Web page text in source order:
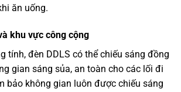
ăn uống.
khu vực công cộng
tính, đèn DDLS có thể chiếu sáng đồng
gian sáng sủa, an toàn cho các lối đi
bảo không gian luôn được chiếu sáng